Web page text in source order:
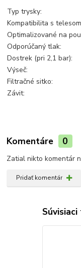
Typ trysky:
Kompatibilita s
Optimalizované na
Odporúčaný tlak:
Dostrek (pri 2,1 bar):
Výseč:
Filtračné sitko:
Závit:
Komentáre 0
Zatial nikto komentár
Pridať komentár